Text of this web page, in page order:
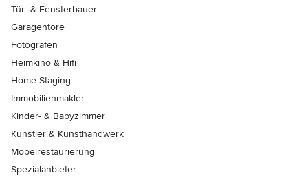
Tür- & Fensterbauer
Garagentore
Fotografen
Heimkino & Hifi
Home Staging
Immobilienmakler
Kinder- & Babyzimmer
Künstler & Kunsthandwerk
Möbelrestaurierung
Spezialanbieter